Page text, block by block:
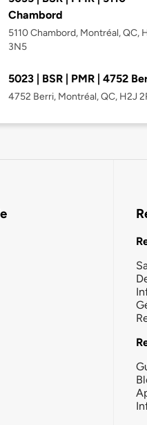
Chambord
5110 Chambord, Montréal, QC,
3N5
5023 | BSR | PMR | 4752
4752 Berri, Montréal, QC, H2J